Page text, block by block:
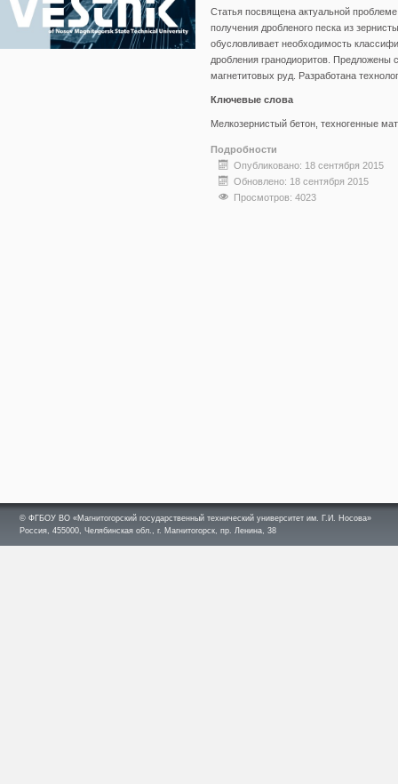
Статья посвящена актуальной
получения дробленого песка из
обусловливает необходимость
дробления гранодиоритов. Предложены
магнетитовых руд. Разработана
Ключевые слова
Мелкозернистый бетон, техногенные
Подробности
Опубликовано: 18 сентября 2015
Обновлено: 18 сентября 2015
Просмотров: 4023
© ФГБОУ ВО «Магнитогорский государственный технический университет им. Г.И. Носова»
Россия, 455000, Челябинская обл., г. Магнитогорск, пр. Ленина, 38